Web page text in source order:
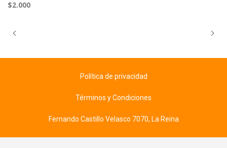
$2.000
Política de privacidad
Términos y Condiciones
Fernando Castillo Velasco 7070, La Reina